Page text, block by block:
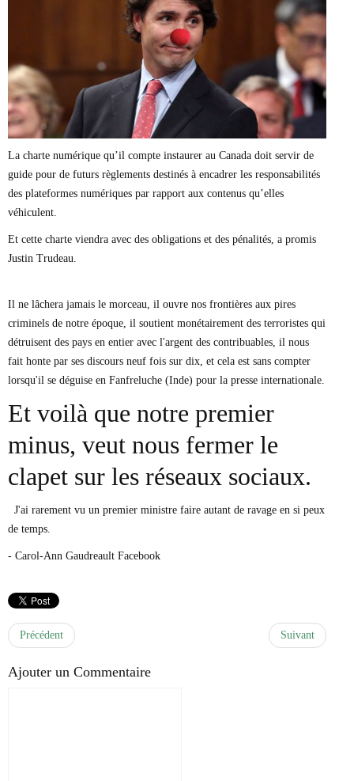
Marie-Eve Doyon
Mathieu Bock Côté
Nathalie Elgrably
Normand Lester
Philippe Léger
Pierre Martin
Remi Nadeau
Richard Béliveau
Richard Martineau
Réjean Parent
Steve E. Fortin
Sophie Durocher
Thomas Mulcair
La charte numérique qu’il compte instaurer au Canada doit servir de
guide pour de futurs règlements destinés à encadrer les responsabilités
des plateformes numériques par rapport aux contenus qu’elles
véhiculent.
Et cette charte viendra avec des obligations et des pénalités, a promis
Justin Trudeau.
Il ne lâchera jamais le morceau, il ouvre nos frontières aux pires
criminels de notre époque, il soutient monétairement des terroristes qui
détruisent des pays en entier avec l'argent des contribuables, il nous
fait honte par ses discours neuf fois sur dix, et cela est sans compter
lorsqu'il se déguise en Fanfreluche (Inde) pour la presse internationale.
Et voilà que notre premier
minus, veut nous fermer le
clapet sur les réseaux sociaux.
J'ai rarement vu un premier ministre faire autant de ravage en si peux
de temps.
- Carol-Ann Gaudreault Facebook
Précédent Suivant
Ajouter un Commentaire